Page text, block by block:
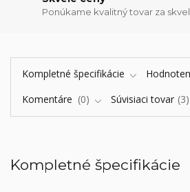
Ponúkame kvalitný tovar za
Kompletné špecifikácie
Komentáre
0 Súvisiaci tovar 3
Kompletné špecifikácie